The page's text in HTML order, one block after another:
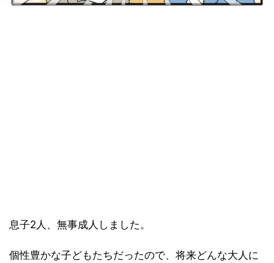
息子2人、無事成人しました。
個性豊かな子どもたちだったので、将来どんな大人に